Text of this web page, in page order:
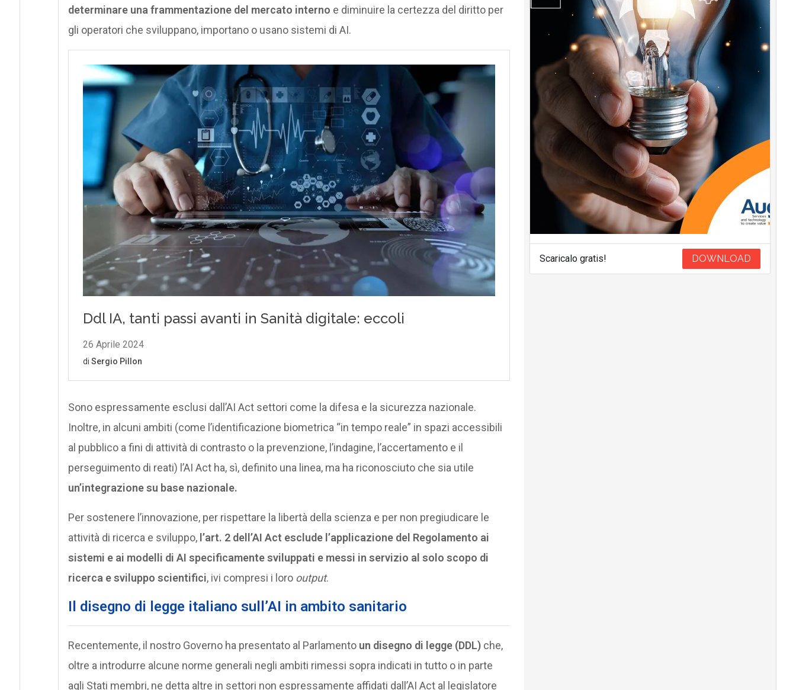
determinare una frammentazione del mercato interno e diminuire la certezza del diritto per
gli operatori che sviluppano, importano o usano sistemi di AI.
Sono espressamente esclusi dall’AI Act settori come la difesa e la sicurezza nazionale.
Inoltre, in alcuni ambiti (come l’identificazione biometrica “in tempo reale” in spazi accessibili
al pubblico a fini di attività di contrasto o la prevenzione, l’indagine, l’accertamento e il
perseguimento di reati) l’AI Act ha, sì, definito una linea, ma ha riconosciuto che sia utile
un’integrazione su base nazionale.
Per sostenere l’innovazione, per rispettare la libertà della scienza e per non pregiudicare le
attività di ricerca e sviluppo,l’art. 2 dell’AI Act esclude l’applicazione del Regolamento ai
sistemi e ai modelli di AI specificamente sviluppati e messi in servizio al solo scopo di
ricerca e sviluppo scientifici, ivi compresi i loro output.
Il disegno di legge italiano sull’AI in ambito sanitario
Recentemente, il nostro Governo ha presentato al Parlamentoun disegno di legge (DDL) che,
oltre a introdurre alcune norme generali negli ambiti rimessi sopra indicati in tutto o in parte
agli Stati membri, ne detta altre in settori non espressamente affidati dall’AI Act al legislatore
Scaricalo gratis! DOWNLOAD